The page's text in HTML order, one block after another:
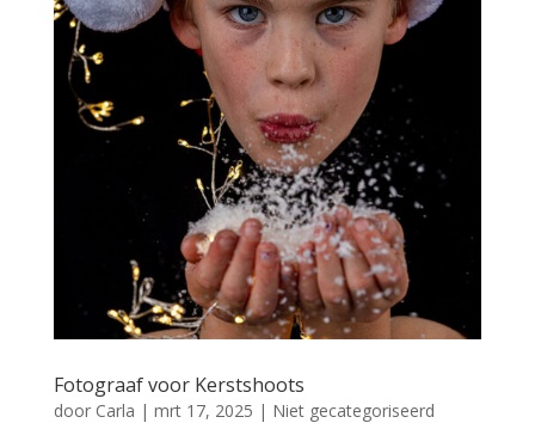
Fotograaf voor Kerstshoots
door Carla | mrt 17, 2025 | Niet gecategoriseerd